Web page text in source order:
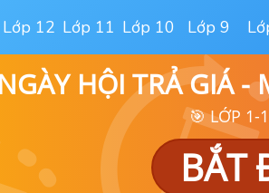
Lớp 12 Lớp 11 Lớp 10 Lớp 9
HỘI TRẢ GIÁ -
🎯 LỚP 1-
BẮT